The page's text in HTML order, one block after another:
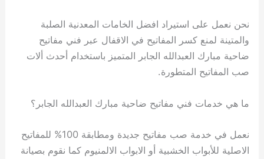
نحن نعمل على استيراد افضل الخامات المعدنية الصلبة
والمتينة لمنع كسر المفاتيح في الاقفال عبر فني مفاتيح
ضاحية مبارك العبدالله الجابر المتميز باستخدام أحدث ألات
صب المفاتيح المتطورة.
ما هي خدمات فني مفاتيح ضاحية مبارك العبدالله الجابر؟
نعمل في خدمة صب مفاتيح جديدة ومطابقة 100% للمفاتيح
الاصلية للأبواب الخشبية أو الابواب الالمنيوم كما نقوم بصيانة